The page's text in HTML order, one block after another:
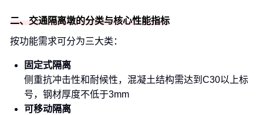
二、交通隔离墩的分类与核心性能指标
按功能需求可分为三大类：
固定式隔离
侧重抗冲击性和耐候性，混凝土结构需达到C30以上标
号，钢材厚度不低于3mm
可移动隔离